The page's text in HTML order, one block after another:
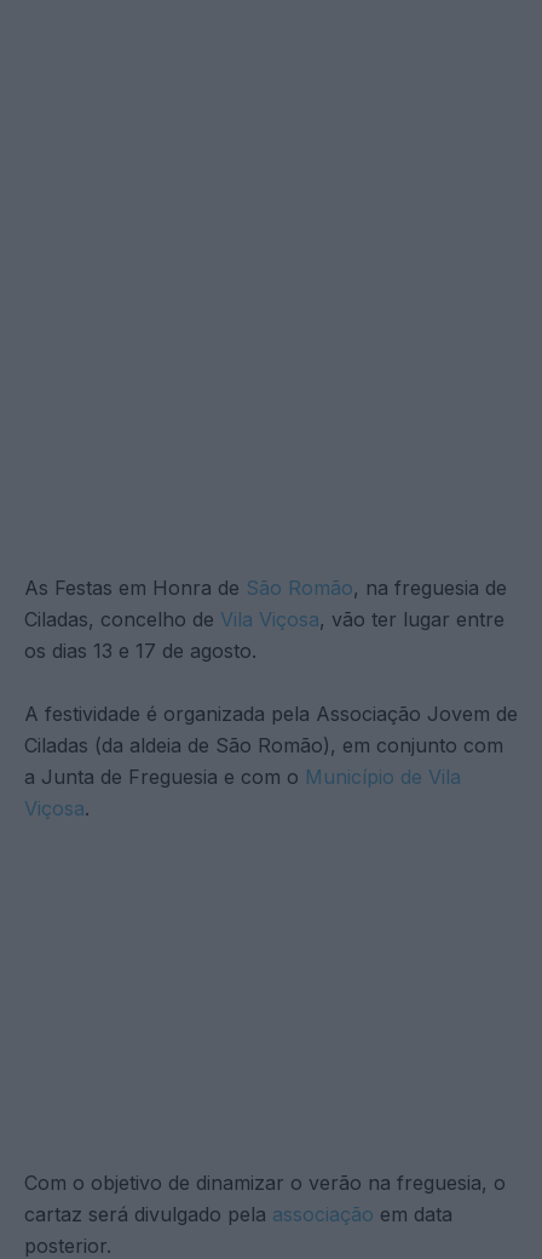
As Festas em Honra de São Romão, na freguesia de
Ciladas, concelho de Vila Viçosa, vão ter lugar entre
os dias 13 e 17 de agosto.
A festividade é organizada pela Associação Jovem de
Ciladas (da aldeia de São Romão), em conjunto com
a Junta de Freguesia e com o Município de Vila
Viçosa.
Com o objetivo de dinamizar o verão na freguesia, o
cartaz será divulgado pela associação em data
posterior.